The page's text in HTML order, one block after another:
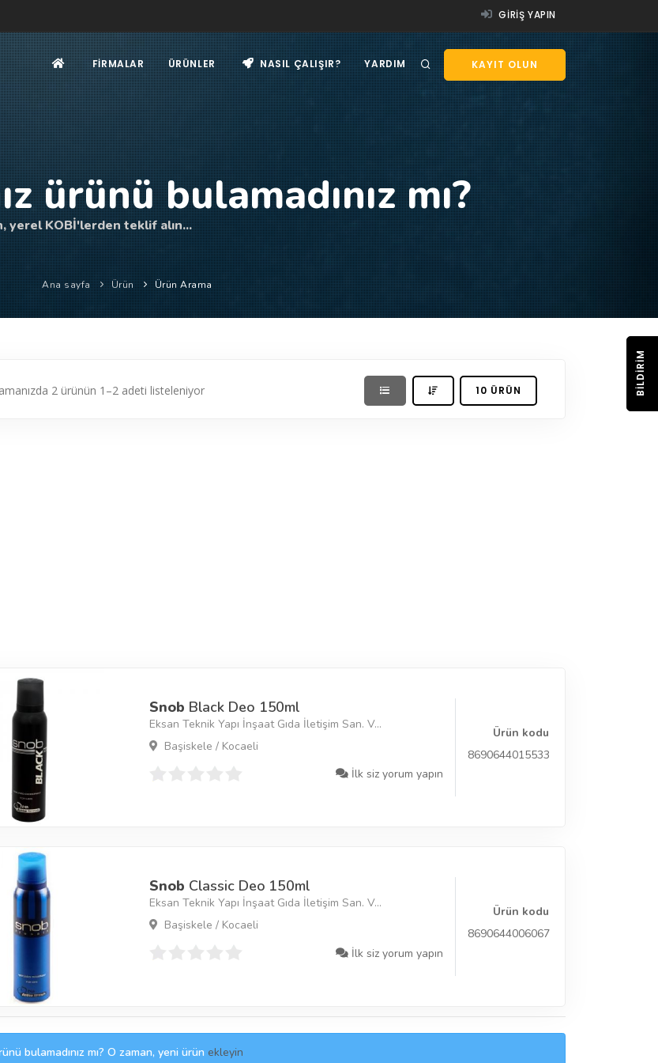
GIRIŞ YAPIN
KAYIT OLUN
FIRMALAR ÜRÜNLER NASIL ÇALIŞIR? YARDIM
ürünü bulamadınız mı?
yerel KOBİ'lerden teklif alın...
Ana sayfa Ürün Ürün Arama
2 ürünün 1–2 adeti listeleniyor 10 ÜRÜN
Snob Black Deo 150ml
Eksan Teknik Yapı İnşaat Gıda İletişim San. V...
Başiskele / Kocaeli
İlk siz yorum yapın
Ürün kodu
8690644015533
Snob Classic Deo 150ml
Eksan Teknik Yapı İnşaat Gıda İletişim San. V...
Başiskele / Kocaeli
İlk siz yorum yapın
Ürün kodu
8690644006067
bulamadınız mı? O zaman, yeni ürün ekleyin
BILDIRIM